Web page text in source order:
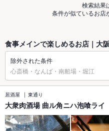
検索結果
条件が似ているお店
食事メインで楽しめるお店｜大
除外された条件
心斎橋・なんば・南船場・堀江
居酒屋 東通り
大衆肉酒場 曲ル角ニハ泡喰ライ